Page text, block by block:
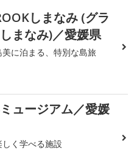
しまなみ (グラ
まなみ)／愛媛県
に泊まる、特別な島旅
ュージアム／愛媛
く学べる施設